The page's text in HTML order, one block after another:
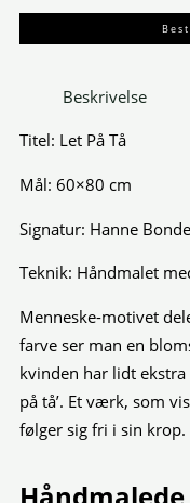
Beskrivelse
Titel: Let På Tå
Mål: 60×80 cm
Signatur: Hanne Bonde
Teknik: Håndmalet
Menneske-motivet
farve ser man en
kvinden har lidt ekstra
på tå’. Et værk, som
følger sig fri i sin krop.